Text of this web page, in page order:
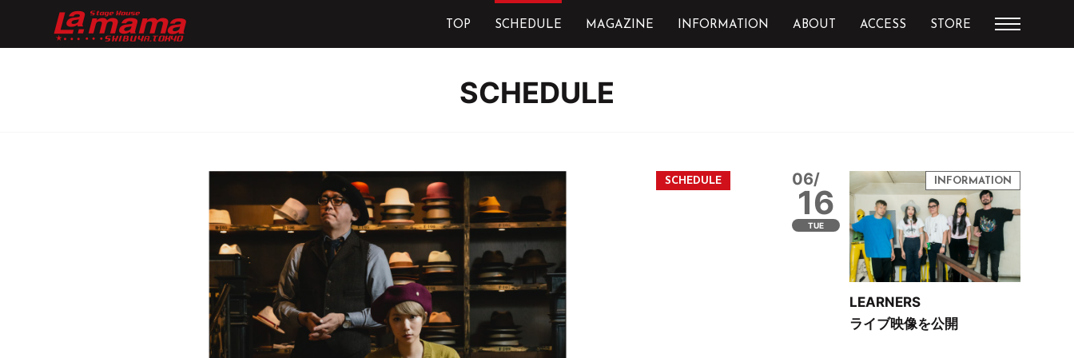
TOP SCHEDULE MAGAZINE INFORMATION ABOUT ACCESS STORE
SCHEDULE
06/
16
TUE
LEARNERS
ライブ映像を公開